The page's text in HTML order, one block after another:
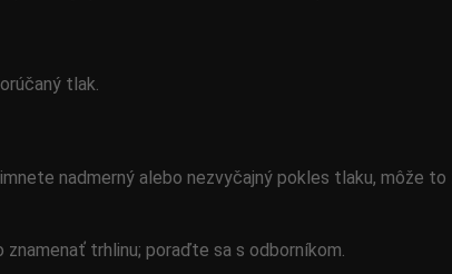
tlak.
nadmerný alebo nezvyčajný pokles tlaku, môže
trhlinu; poraďte sa s odborníkom.